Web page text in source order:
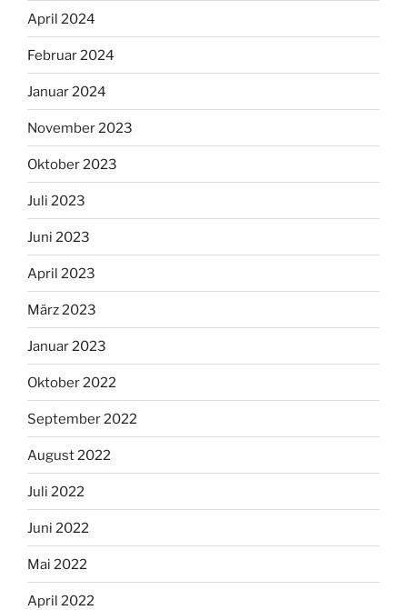
April 2024
Februar 2024
Januar 2024
November 2023
Oktober 2023
Juli 2023
Juni 2023
April 2023
März 2023
Januar 2023
Oktober 2022
September 2022
August 2022
Juli 2022
Juni 2022
Mai 2022
April 2022